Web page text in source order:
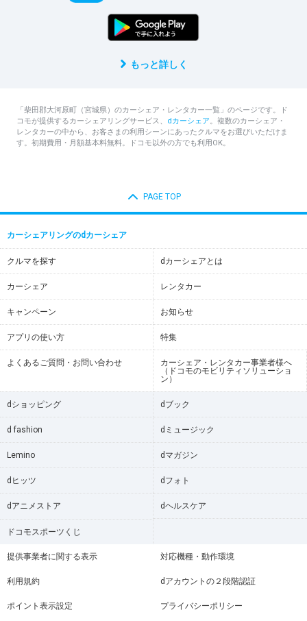
もっと詳しく
「柴田郡大河原町（宮城県）のカーシェア・レンタカー一覧」のページです。ド
コモが提供するカーシェアリングサービス、 dカーシェア。複数のカーシェア・
レンタカーの中から、お客さまの利用シーンにあったクルマをお選びいただけま
す。初期費用・月額基本料無料。ドコモ以外の方でも利用OK。
PAGE TOP
カーシェアリングのdカーシェア
クルマを探す dカーシェアとは
カーシェア レンタカー
キャンペーン お知らせ
アプリの使い方 特集
よくあるご質問・お問い合わせ
カーシェア・レンタカー事業者様へ
（ドコモのモビリティソリューショ
ン）
dショッピング dブック
d fashion dミュージック
Lemino dマガジン
dヒッツ dフォト
dアニメストア dヘルスケア
ドコモスポーツくじ
提供事業者に関する表示 対応機種・動作環境
利用規約 dアカウントの２段階認証
ポイント表示設定 プライバシーポリシー